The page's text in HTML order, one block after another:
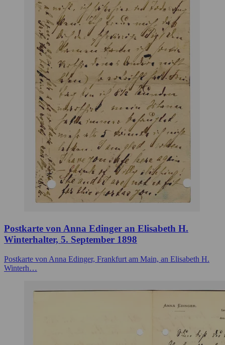
Postkarte von Anna Edinger an Elisabeth H.
Winterhalter, 5. September 1898
Postkarte von Anna Edinger, Frankfurt am Main, an Elisabeth H.
Winterh…